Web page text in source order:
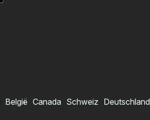
België Canada Schweiz Deutschland